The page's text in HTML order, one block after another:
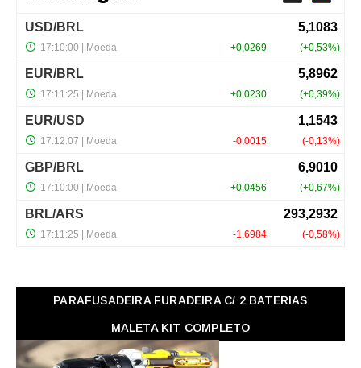
PARAFUSADEIRA FURADEIRA C/ 2 BATERIAS
MALETA KIT COMPLETO